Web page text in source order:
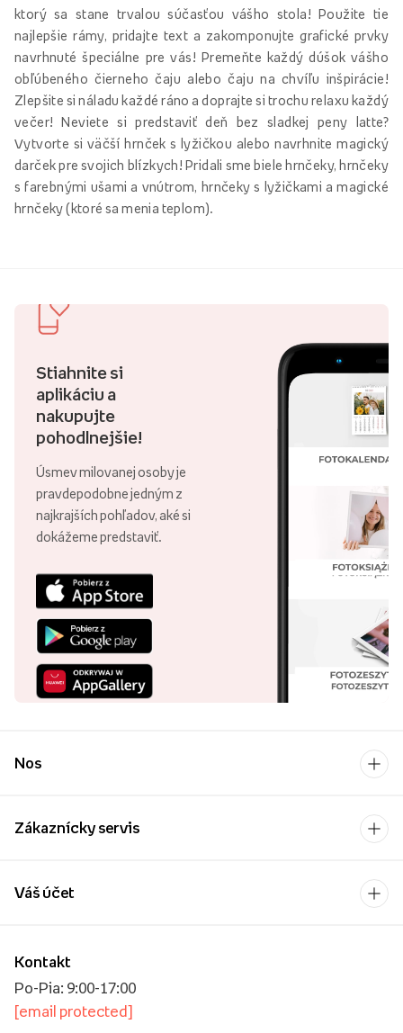
ktorý sa stane trvalou súčasťou vášho stola! Použite tie
najlepšie rámy, pridajte text a zakomponujte grafické prvky
navrhnuté špeciálne pre vás! Premeňte každý dúšok vášho
obľúbeného čierneho čaju alebo čaju na chvíľu inšpirácie!
Zlepšite si náladu každé ráno a doprajte si trochu relaxu každý
večer! Neviete si predstaviť deň bez sladkej peny latte?
Vytvorte si väčší hrnček s lyžičkou alebo navrhnite magický
darček pre svojich blízkych! Pridali sme biele hrnčeky, hrnčeky
s farebnými ušami a vnútrom, hrnčeky s lyžičkami a magické
hrnčeky (ktoré sa menia teplom).
Stiahnite si
aplikáciu a
nakupujte
pohodlnejšie!
Úsmev milovanej osoby je
pravdepodobne jedným z
najkrajších pohľadov, aké si
dokážeme predstaviť.
Nos
Zákaznícky servis
Kontakt
Po-Pia: 9:00-17:00
[email protected]
Váš účet